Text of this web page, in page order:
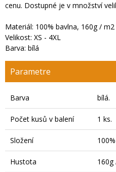
cenu. Dostupné je v množství
Materiál: 100% bavlna, 160g / m2
Velikost: XS - 4XL
Barva: bílá
Parametre
Barva bílá.
Počet kusů v balení 1 ks.
Složení
Hustota